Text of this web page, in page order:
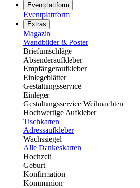
Eventplattform
Eventplattform
Extras
Magazin
Wandbilder & Poster
Briefumschläge
Absenderaufkleber
Empfängeraufkleber
Einlegeblätter
Gestaltungsservice
Einleger
Gestaltungsservice Weihnachten
Hochwertige Aufkleber
Tischkarten
Adressaufkleber
Wachssiegel
Alle Dankeskarten
Hochzeit
Geburt
Konfirmation
Kommunion